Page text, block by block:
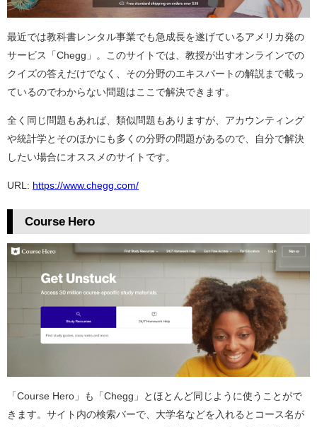
最近では教科書レンタル事業でも急成長を遂げているアメリカ発の
サービス「Chegg」。このサイトでは、教授が出すオンラインでの
クイズの答えだけでなく、その分野のエキスパートの解説まで載っ
ているのでわからない問題はここで解決できます。
全く同じ問題もあれば、類似問題もありますが、アカウンティング
や統計学とそのほかにも多くの分野の問題があるので、自分で解決
したい場合にオススメのサイトです。
URL: https://www.chegg.com/
Course Hero
「Course Hero」も「Chegg」とほとんど同じように使うことがで
きます。サイト内の検索バーで、大学名などを入れるとコース名が